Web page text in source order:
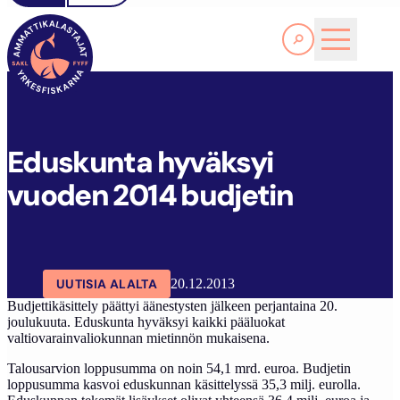
Lue lisää
SAKL
Eduskunta hyväksyi
vuoden 2014 budjetin
UUTISIA ALALTA
20.12.2013
Budjettikäsittely päättyi äänestysten jälkeen perjantaina 20.
joulukuuta. Eduskunta hyväksyi kaikki pääluokat
valtiovarainvaliokunnan mietinnön mukaisena.
Talousarvion loppusumma on noin 54,1 mrd. euroa. Budjetin
loppusumma kasvoi eduskunnan käsittelyssä 35,3 milj. eurolla.